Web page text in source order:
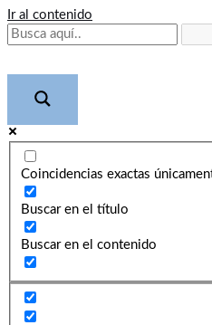
Ir al contenido
Coincidencias exactas
Buscar en el título
Buscar en el contenido